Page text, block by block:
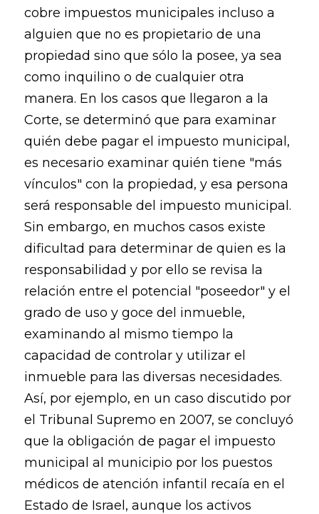
cobre impuestos municipales incluso a
alguien que no es propietario de una
propiedad sino que sólo la posee, ya sea
como inquilino o de cualquier otra
manera. En los casos que llegaron a la
Corte, se determinó que para examinar
quién debe pagar el impuesto municipal,
es necesario examinar quién tiene "más
vínculos" con la propiedad, y esa persona
será responsable del impuesto municipal.
Sin embargo, en muchos casos existe
dificultad para determinar de quien es la
responsabilidad y por ello se revisa la
relación entre el potencial "poseedor" y el
grado de uso y goce del inmueble,
examinando al mismo tiempo la
capacidad de controlar y utilizar el
inmueble para las diversas necesidades.
Así, por ejemplo, en un caso discutido por
el Tribunal Supremo en 2007, se concluyó
que la obligación de pagar el impuesto
municipal al municipio por los puestos
médicos de atención infantil recaía en el
Estado de Israel, aunque los activos